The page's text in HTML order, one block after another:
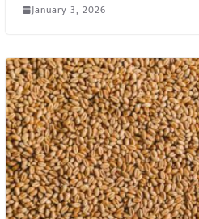
January 3, 2026